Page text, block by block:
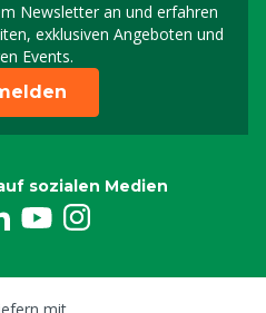
Newsletter an und erfahren
exklusiven Angeboten und
Events.
Melden Sie sich für
sozialen Medien